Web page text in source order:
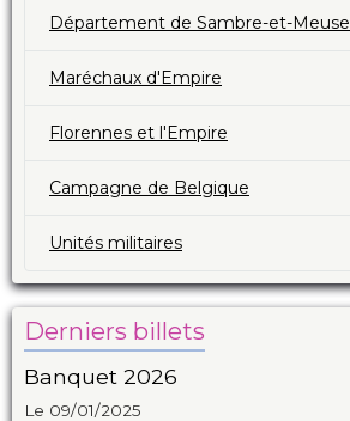
Département de Sambre-et-Meuse
Maréchaux d'Empire
Florennes et l'Empire
Campagne de Belgique
Unités militaires
Derniers billets
Banquet 2026
Le 09/01/2025